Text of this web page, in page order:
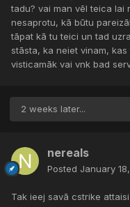
tadu? vai man vēl teica lai
nesaprotu, kā būtu
tāpat kā tu teici un tad
stāsta, ka neiet vinam,
visticamāk vai vnk bad
2 weeks later...
nereals
Posted January 18,
Tak ieej savā cstrike